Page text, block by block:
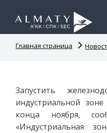
Главная страница
Запустить
индустриальной
конца ноября,
«Индустриальная